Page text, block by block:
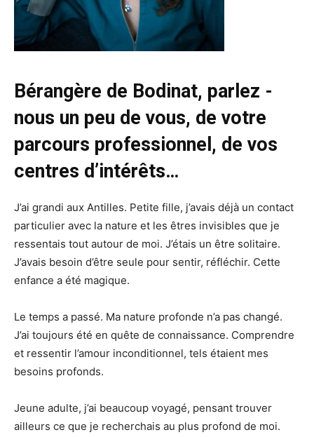
Bérangère de Bodinat, parlez -
nous un peu de vous, de votre
parcours professionnel, de vos
centres d’intérêts…
J’ai grandi aux Antilles. Petite fille, j’avais déjà un contact
particulier avec la nature et les êtres invisibles que je
ressentais tout autour de moi. J’étais un être solitaire.
J’avais besoin d’être seule pour sentir, réfléchir. Cette
enfance a été magique.
Le temps a passé. Ma nature profonde n’a pas changé.
J’ai toujours été en quête de connaissance. Comprendre
et ressentir l’amour inconditionnel, tels étaient mes
besoins profonds.
Jeune adulte, j’ai beaucoup voyagé, pensant trouver
ailleurs ce que je recherchais au plus profond de moi.